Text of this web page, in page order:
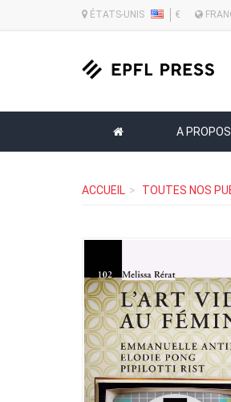
ÉTATS-UNIS €
A PROPOS
ACCUEIL TOUTES NOS